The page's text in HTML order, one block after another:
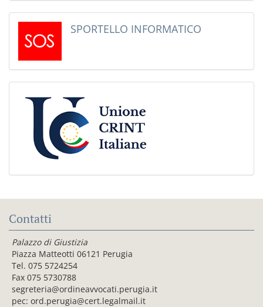
SPORTELLO INFORMATICO
Contatti
Palazzo di Giustizia
Piazza Matteotti 06121 Perugia
Tel. 075 5724254
Fax 075 5730788
segreteria@ordineavvocati.perugia.it
pec: ord.perugia@cert.legalmail.it